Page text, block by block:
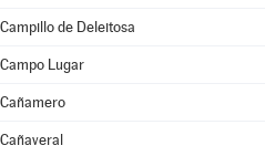
Campillo de Deleitosa
Campo Lugar
Cañamero
Cañaveral